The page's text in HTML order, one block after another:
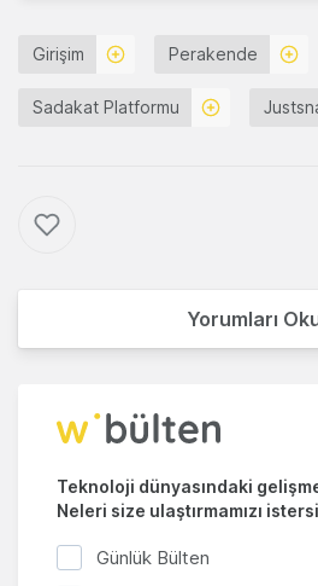
Girişim Perakende
Sadakat Platformu
Yorumları
Teknoloji dünyasındaki
Neleri size ulaştırmamızı
Günlük Bülten